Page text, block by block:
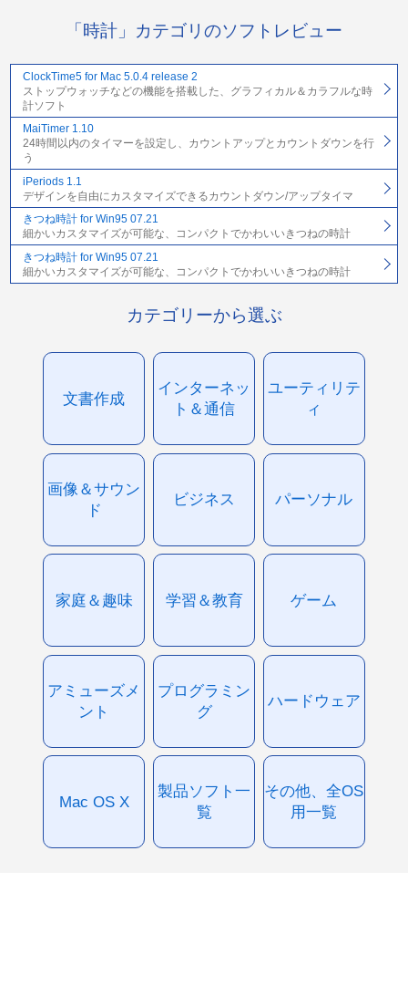
「時計」カテゴリのソフトレビュー
ClockTime5 for Mac 5.0.4 release 2
ストップウォッチなどの機能を搭載した、グラフィカル＆カラフルな時
計ソフト
MaiTimer 1.10
24時間以内のタイマーを設定し、カウントアップとカウントダウンを行
う
iPeriods 1.1
デザインを自由にカスタマイズできるカウントダウン/アップタイマ
きつね時計 for Win95 07.21
細かいカスタマイズが可能な、コンパクトでかわいいきつねの時計
きつね時計 for Win95 07.21
細かいカスタマイズが可能な、コンパクトでかわいいきつねの時計
カテゴリーから選ぶ
文書作成
インターネッ
ト＆通信
ユーティリテ
ィ
画像＆サウン
ド
ビジネス パーソナル
家庭＆趣味 学習＆教育 ゲーム
アミューズメ
ント
プログラミン
グ
ハードウェア
Mac OS X
製品ソフト一
覧
その他、全OS
用一覧